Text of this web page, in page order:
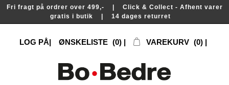
Fri fragt på ordrer over 499,- | Click & Collect - Afhent varer
gratis i butik | 14 dages returret
LOG PÅ ØNSKELISTE (0) VAREKURV (0)